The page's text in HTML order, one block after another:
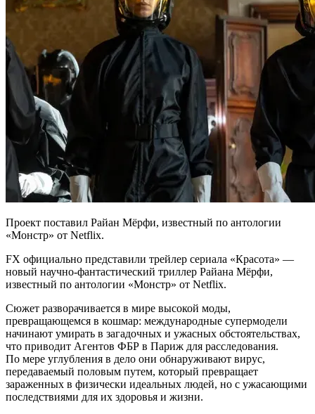
Проект поставил Райан Мёрфи, известный по антологии
«Монстр» от Netflix.
FX официально представили трейлер сериала «Красота» —
новый научно-фантастический триллер Райана Мёрфи,
известный по антологии «Монстр» от Netflix.
Сюжет разворачивается в мире высокой моды,
превращающемся в кошмар: международные супермодели
начинают умирать в загадочных и ужасных обстоятельствах,
что приводит Агентов ФБР в Париж для расследования.
По мере углубления в дело они обнаруживают вирус,
передаваемый половым путем, который превращает
зараженных в физически идеальных людей, но с ужасающими
последствиями для их здоровья и жизни.